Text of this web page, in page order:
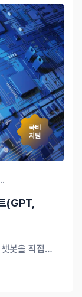
국비
지원
(GPT,
봇을 직접